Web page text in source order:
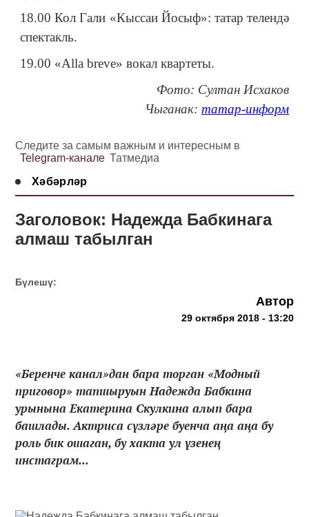
18.00 Кол Гали «Кыссаи Йосыф»: татар телендә
спектакль.
19.00 «Alla breve» вокал квартеты.
Фото: Султан Исхаков
Чыганак: татар-информ
Следите за самым важным и интересным в
Telegram-канале Татмедиа
Хәбәрләр
Заголовок: Надежда Бабкинага
алмаш табылган
Бүлешү:
Автор
29 октября 2018 - 13:20
«Беренче канал»дан бара торган «Модный
приговор» тапшыруын Надежда Бабкина
урынына Екатерина Скулкина алып бара
башлады. Актриса сүзләре буенча аңа аңа бу
роль бик ошаган, бу хакта ул үзенең
инстаграм...